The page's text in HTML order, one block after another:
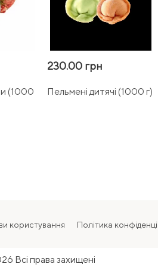
(1000
230.00 грн
Пельмені дитячі (1000 г)
користування Політика
Всі права захищені